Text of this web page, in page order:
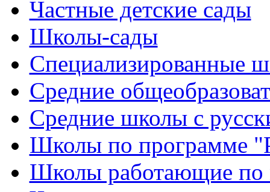
Частные детские сады
Школы-сады
Cпециализированные
Cредние
Средние школы с
Школы по программе
Школы работающие по